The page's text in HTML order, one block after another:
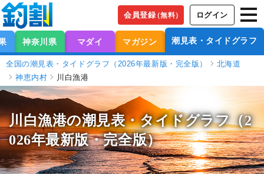
会員登録（無料） ログイン
神奈川県 マダイ マガジン 潮見表・タイドグラフ
全国の潮見表・タイドグラフ（2026年最新版・完全版）
北海道
神恵内村
川白漁港
川白漁港の潮見表・タイドグラフ（2
026年最新版・完全版）